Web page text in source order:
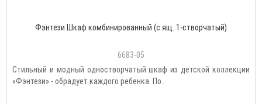
Фэнтези Шкаф комбинированный (с ящ. 1-створчатый)
6683-05
Стильный и модный одностворчатый шкаф из детской коллекции
«Фэнтези» - обрадует каждого ребенка. По..